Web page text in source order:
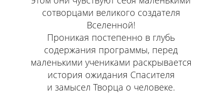
сотворцами великого создателя
Вселенной!
Проникая постепенно в глубь
содержания программы, перед
маленькими учениками раскрывается
история ожидания Спасителя
и замысел Творца о человеке.